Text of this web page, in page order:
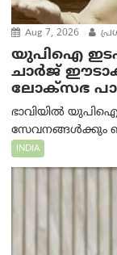
Aug 7, 2026
യുപിഐ
ചാർജ്
ലോക്‌സഭ
ഭാവിയിൽ
സേവനങ്ങൾക്കും
INDIA